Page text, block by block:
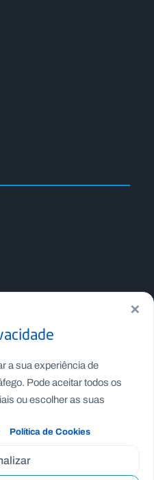
×
a sua experiência de
Pode aceitar todos os
ou escolher as suas
Política de Cookies